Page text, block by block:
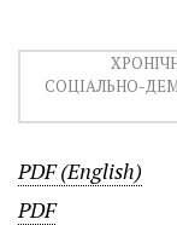
СОЦІАЛЬНО-
PDF (English)
PDF